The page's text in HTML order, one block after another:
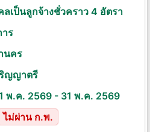
เป็นลูกจ้างชั่วคราว 4 อัตรา
ร
นคร
ญญาตรี
พ.ค. 2569 - 31 พ.ค. 2569
ไม่ผ่าน ก.พ.